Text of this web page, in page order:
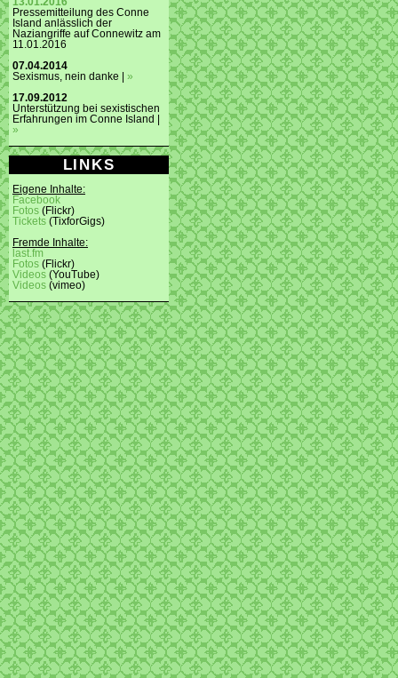
Pressemitteilung des Conne
Island anlässlich der
Naziangriffe auf Connewitz am
11.01.2016
07.04.2014
Sexismus, nein danke | »
17.09.2012
Unterstützung bei sexistischen
Erfahrungen im Conne Island |
»
LINKS
Eigene Inhalte:
Facebook
Fotos (Flickr)
Tickets (TixforGigs)
Fremde Inhalte:
last.fm
Fotos (Flickr)
Videos (YouTube)
Videos (vimeo)